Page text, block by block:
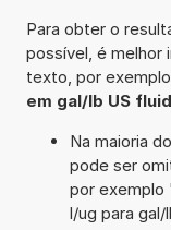
Para obter o
possível, é melhor
texto, por
em gal/lb US fluid
Na maioria
pode ser
por exemplo
l/ug para